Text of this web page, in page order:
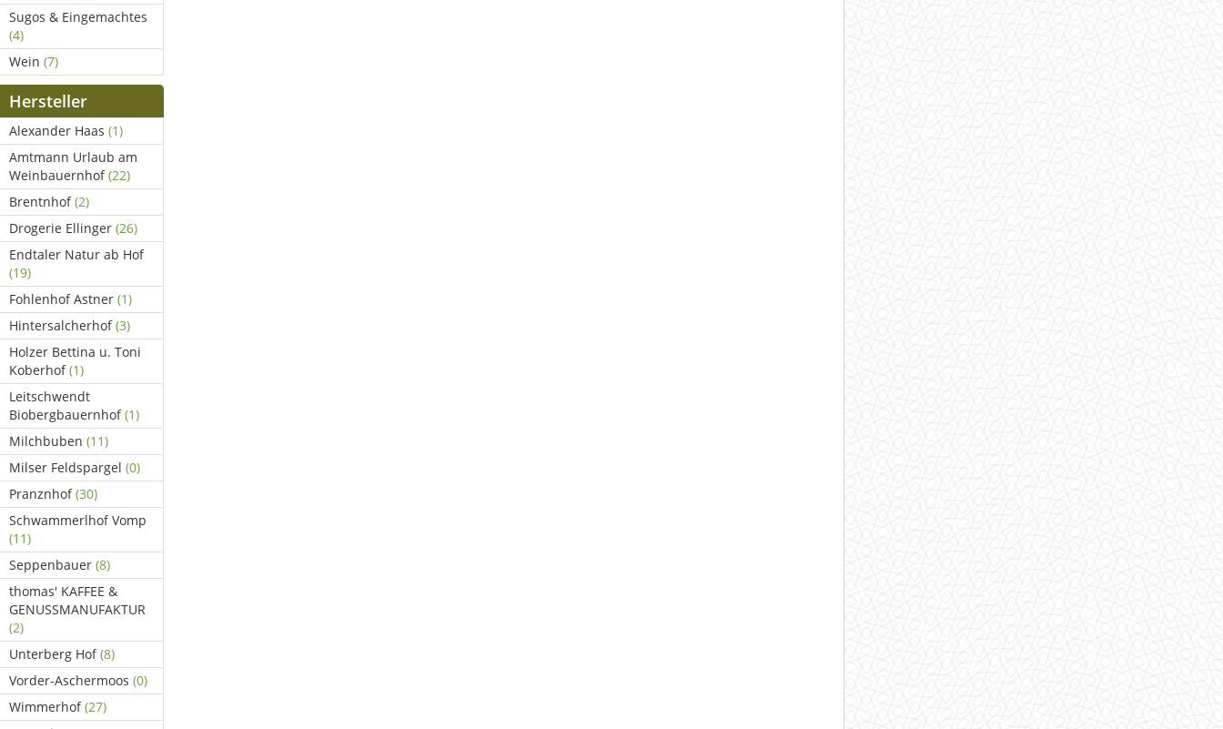
Sugos & Eingemachtes
(4)
Wein (7)
Hersteller
Alexander Haas (1)
Amtmann Urlaub am
Weinbauernhof(22)
Brentnhof(2)
Drogerie Ellinger (26)
Endtaler Natur ab Hof
(19)
Fohlenhof Astner (1)
Hintersalcherhof(3)
Holzer Bettina u. Toni
Koberhof(1)
Leitschwendt
Biobergbauernhof(1)
Milchbuben (11)
Milser Feldspargel (0)
Pranznhof(30)
Schwammerlhof Vomp
(11)
Seppenbauer (8)
thomas' KAFFEE &
GENUSSMANUFAKTUR
(2)
Unterberg Hof(8)
Vorder-Aschermoos (0)
Wimmerhof(27)